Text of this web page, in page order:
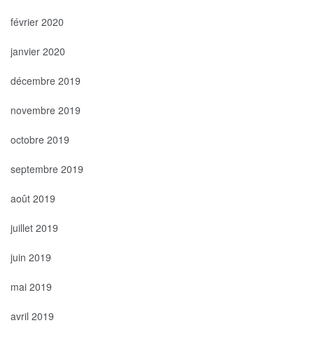
février 2020
janvier 2020
décembre 2019
novembre 2019
octobre 2019
septembre 2019
août 2019
juillet 2019
juin 2019
mai 2019
avril 2019